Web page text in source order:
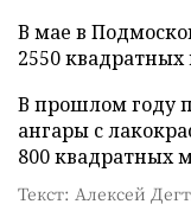
В мае в
2550 квадратных
В прошлом году
ангары с
800 квадратных
Текст: Алексей